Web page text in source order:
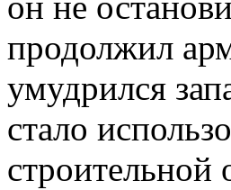
продолжил
умудрился
стало